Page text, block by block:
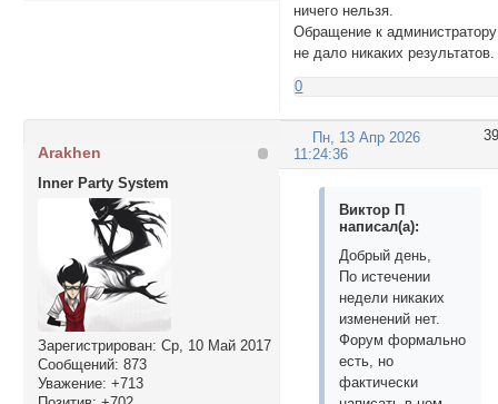
ничего нельзя.
Обращение к администратору
не дало никаких результатов.
0
39
Пн, 13 Апр 2026
11:24:36
Arakhen
Inner Party System
Зарегистрирован: Ср, 10 Май 2017
Сообщений: 873
Уважение: +713
Виктор П
написал(а):
Добрый день,
По истечении
недели никаких
изменений нет.
Форум формально
есть, но
фактически